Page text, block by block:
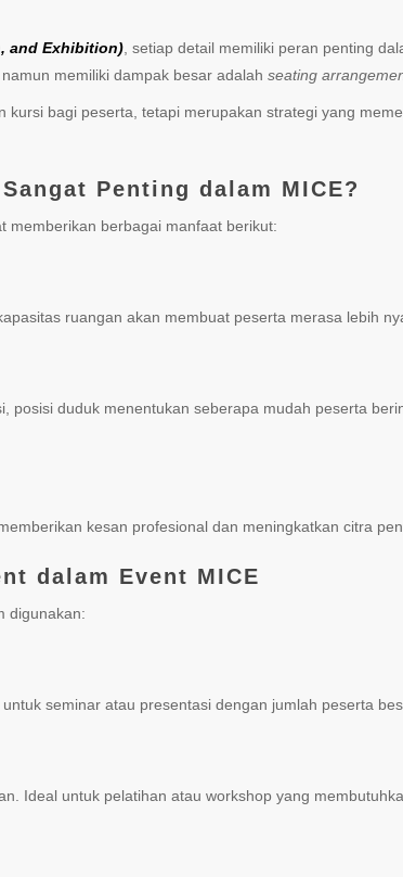
and Exhibition) , setiap detail memiliki peran penting
memiliki dampak besar adalah seating
bagi peserta, tetapi merupakan strategi yang
Penting dalam MICE?
memberikan berbagai manfaat berikut:
ruangan akan membuat peserta merasa lebih
posisi duduk menentukan seberapa mudah peserta
kesan profesional dan meningkatkan citra
dalam Event MICE
digunakan:
seminar atau presentasi dengan jumlah peserta
Ideal untuk pelatihan atau workshop yang